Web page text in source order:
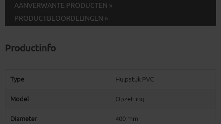
AANVERWANTE PRODUCTEN »
PRODUCTBEOORDELINGEN »
Productinfo
Type Hulpstuk PVC
Model Opzetring
Diameter 400 mm